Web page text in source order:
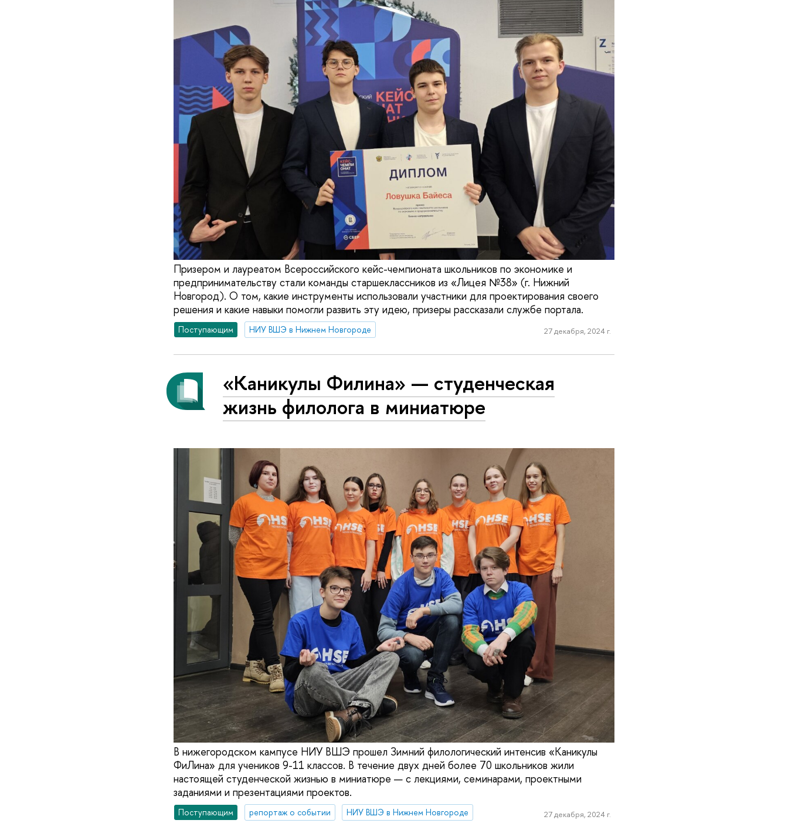
Призером и лауреатом Всероссийского кейс-чемпионата школьников по экономике и
предпринимательству стали команды старшеклассников из «Лицея №38» (г. Нижний
Новгород). О том, какие инструменты использовали участники для проектирования своего
решения и какие навыки помогли развить эту идею, призеры рассказали службе портала.
Поступающим НИУ ВШЭ в Нижнем Новгороде 27 декабря, 2024 г.
«Каникулы Филина» — студенческая
жизнь филолога в миниатюре
В нижегородском кампусе НИУ ВШЭ прошел Зимний филологический интенсив «Каникулы
ФиЛина» для учеников 9-11 классов. В течение двух дней более 70 школьников жили
настоящей студенческой жизнью в миниатюре — с лекциями, семинарами, проектными
заданиями и презентациями проектов.
Поступающим репортаж о событии НИУ ВШЭ в Нижнем Новгороде 27 декабря, 2024 г.